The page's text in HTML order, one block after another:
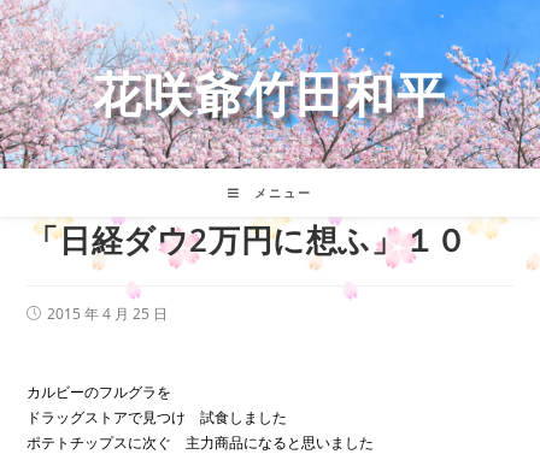
コ
ン
テ
ン
ツ
へ
ス
花咲爺竹田和平
メニュー
「日経ダウ2万円に想ふ」１０
投
日:
2015 年 4 月 25 日
カルビーのフルグラを
ドラッグストアで見つけ 試食しました
ポテトチップスに次ぐ 主力商品になると思いました